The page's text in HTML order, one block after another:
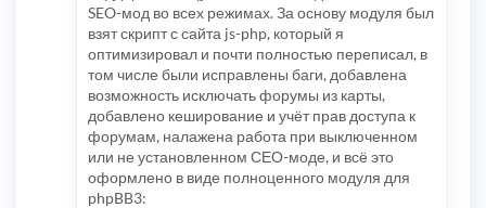
SEO-мод во всех режимах. За основу модуля был
взят скрипт с сайта js-php, который я
оптимизировал и почти полностью переписал, в
том числе были исправлены баги, добавлена
возможность исключать форумы из карты,
добавлено кеширование и учёт прав доступа к
форумам, налажена работа при выключенном
или не установленном СЕО-моде, и всё это
оформлено в виде полноценного модуля для
phpBB3: